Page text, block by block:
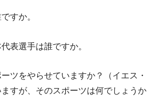
すか。
表選手は誰ですか。
ツをやらせていますか？（イエス・
すが、そのスポーツは何でしょうか